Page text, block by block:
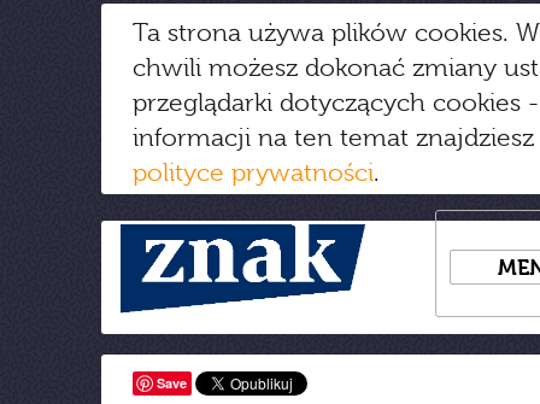
Ta strona używa plików cookies.
chwili możesz dokonać zmiany
przeglądarki dotyczących cookies
informacji na ten temat
polityce prywatności.
Save